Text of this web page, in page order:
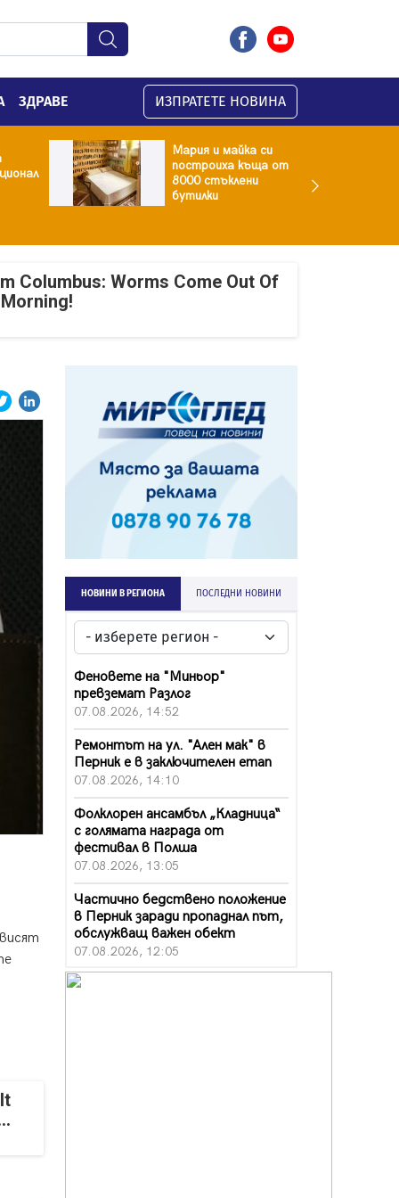
ЗДРАВЕ ИЗПРАТЕТЕ НОВИНА
Мария и майка си
построиха къща от
8000 стъклени
бутилки
Columbus: Worms Come Out Of
НОВИНИ В РЕГИОНА ПОСЛЕДНИ НОВИНИ
Феновете на "Миньор"
превземат Разлог
07.08.2026, 14:52
Ремонтът на ул. "Ален мак" в
Перник е в заключителен етап
07.08.2026, 14:10
Фолклорен ансамбъл „Кладница“
с голямата награда от
фестивал в Полша
07.08.2026, 13:05
Частично бедствено положение
в Перник заради пропаднал път,
обслужващ важен обект
07.08.2026, 12:05
Да отговорим на жегите с филм